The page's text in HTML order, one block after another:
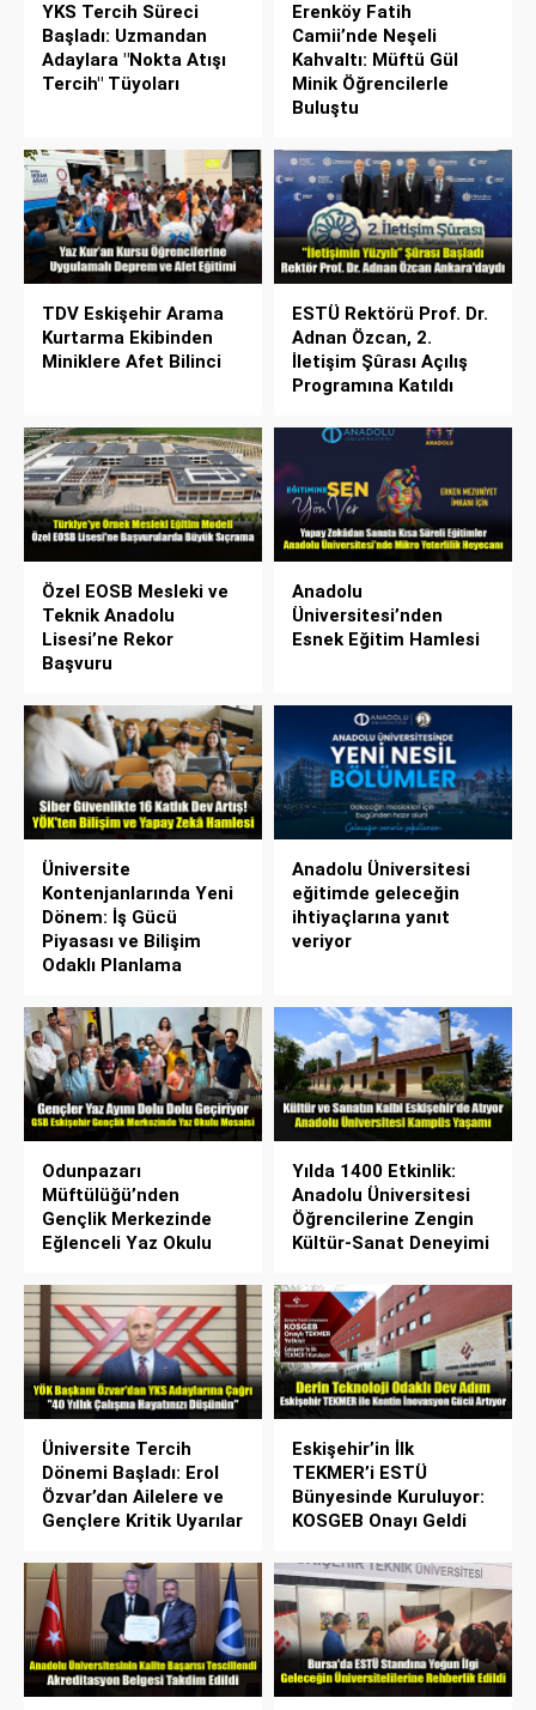
YKS Tercih Süreci
Başladı: Uzmandan
Adaylara "Nokta Atışı
Tercih" Tüyoları
Erenköy Fatih
Camii’nde Neşeli
Kahvaltı: Müftü Gül
Minik Öğrencilerle
Buluştu
TDV Eskişehir Arama
Kurtarma Ekibinden
Miniklere Afet Bilinci
ESTÜ Rektörü Prof. Dr.
Adnan Özcan, 2.
İletişim Şûrası Açılış
Programına Katıldı
Özel EOSB Mesleki ve
Teknik Anadolu
Lisesi’ne Rekor
Başvuru
Anadolu
Üniversitesi’nden
Esnek Eğitim Hamlesi
Üniversite
Kontenjanlarında Yeni
Dönem: İş Gücü
Piyasası ve Bilişim
Odaklı Planlama
Anadolu Üniversitesi
eğitimde geleceğin
ihtiyaçlarına yanıt
veriyor
Odunpazarı
Müftülüğü’nden
Gençlik Merkezinde
Eğlenceli Yaz Okulu
Yılda 1400 Etkinlik:
Anadolu Üniversitesi
Öğrencilerine Zengin
Kültür-Sanat Deneyimi
Üniversite Tercih
Dönemi Başladı: Erol
Özvar’dan Ailelere ve
Gençlere Kritik Uyarılar
Eskişehir’in İlk
TEKMER’i ESTÜ
Bünyesinde Kuruluyor:
KOSGEB Onayı Geldi